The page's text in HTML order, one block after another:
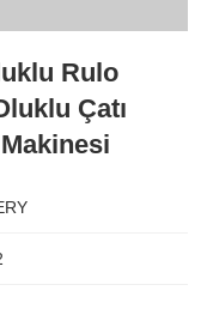
Rulo
Çatı